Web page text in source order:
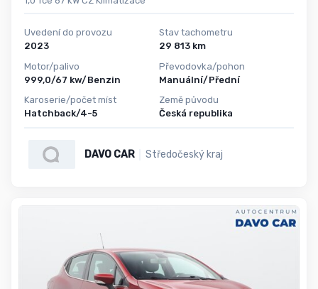
Uvedení do provozu
2023
Motor/palivo
999,0/67 kw/Benzin
Karoserie/počet míst
Hatchback/4-5
Stav tachometru
29 813 km
Převodovka/pohon
Manuální/Přední
Země původu
Česká republika
DAVO CAR Středočeský kraj